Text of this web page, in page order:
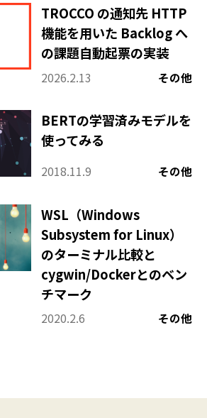
TROCCO の通知先 HTTP
機能を用いた Backlog へ
の課題自動起票の実装
2026.2.13 その他
BERTの学習済みモデルを
使ってみる
2018.11.9 その他
WSL（Windows
Subsystem for Linux）
のターミナル比較と
cygwin/Dockerとのベン
チマーク
2020.2.6 その他
X